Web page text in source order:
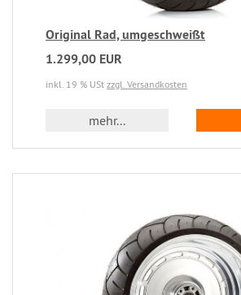
Original Rad, umgeschweißt
1.299,00 EUR
inkl. 19 % USt zzgl. Versandkosten
mehr...